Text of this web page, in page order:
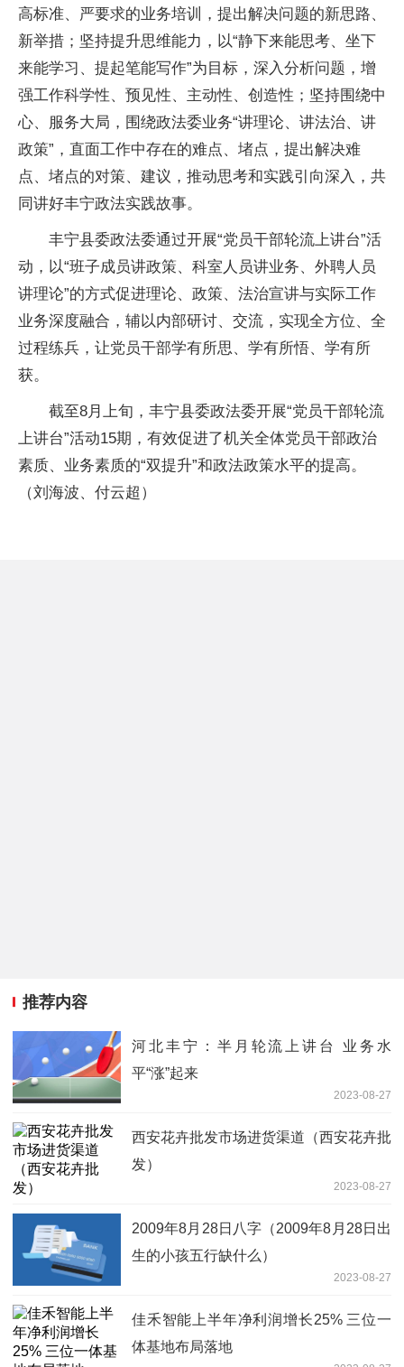
高标准、严要求的业务培训，提出解决问题的新思路、
新举措；坚持提升思维能力，以“静下来能思考、坐下
来能学习、提起笔能写作”为目标，深入分析问题，增
强工作科学性、预见性、主动性、创造性；坚持围绕中
心、服务大局，围绕政法委业务“讲理论、讲法治、讲
政策”，直面工作中存在的难点、堵点，提出解决难
点、堵点的对策、建议，推动思考和实践引向深入，共
同讲好丰宁政法实践故事。
丰宁县委政法委通过开展“党员干部轮流上讲台”活
动，以“班子成员讲政策、科室人员讲业务、外聘人员
讲理论”的方式促进理论、政策、法治宣讲与实际工作
业务深度融合，辅以内部研讨、交流，实现全方位、全
过程练兵，让党员干部学有所思、学有所悟、学有所
获。
截至8月上旬，丰宁县委政法委开展“党员干部轮流
上讲台”活动15期，有效促进了机关全体党员干部政治
素质、业务素质的“双提升”和政法政策水平的提高。
（刘海波、付云超）
推荐内容
河北丰宁：半月轮流上讲台 业务水
平“涨”起来
2023-08-27
西安花卉批发市场进货渠道（西安花卉批
发）
2023-08-27
2009年8月28日八字（2009年8月28日出
生的小孩五行缺什么）
2023-08-27
佳禾智能上半年净利润增长25% 三位一
体基地布局落地